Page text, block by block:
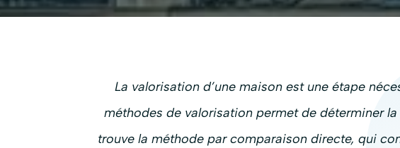
La valorisation d’une maison est une étape
méthodes de valorisation permet de déterminer
trouve la méthode par comparaison directe, qui